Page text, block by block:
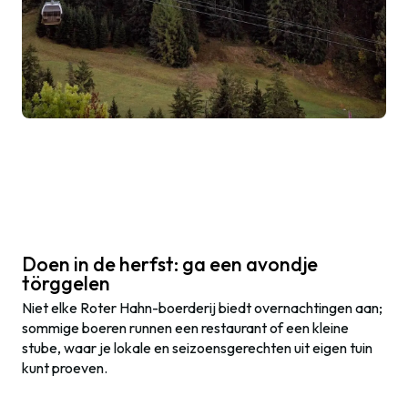
Doen in de herfst: ga een avondje
törggelen
Niet elke Roter Hahn-boerderij biedt overnachtingen aan;
sommige boeren runnen een restaurant of een kleine
stube, waar je lokale en seizoensgerechten uit eigen tuin
kunt proeven.